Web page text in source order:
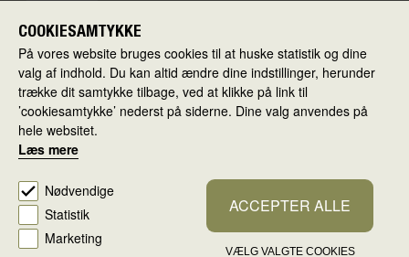
Skolen i Virkeligheden
Ballerup Kommune
Hold-an Vej 7
2750 Ballerup
Cookiepolitik Persondatapolitik Cookiesamtykke
Redigér
COOKIESAMTYKKE
På vores website bruges cookies til at huske statistik og dine
valg af indhold. Du kan altid ændre dine indstillinger, herunder
trække dit samtykke tilbage, ved at klikke på link til
’cookiesamtykke’ nederst på siderne. Dine valg anvendes på
hele websitet.
Læs mere
Nødvendige
Statistik
Marketing
ACCEPTER ALLE
VÆLG VALGTE COOKIES